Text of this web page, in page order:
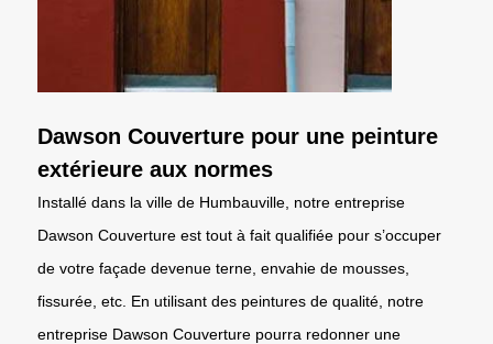
Dawson Couverture pour une peinture
extérieure aux normes
Installé dans la ville de Humbauville, notre entreprise
Dawson Couverture est tout à fait qualifiée pour s’occuper
de votre façade devenue terne, envahie de mousses,
fissurée, etc. En utilisant des peintures de qualité, notre
entreprise Dawson Couverture pourra redonner une